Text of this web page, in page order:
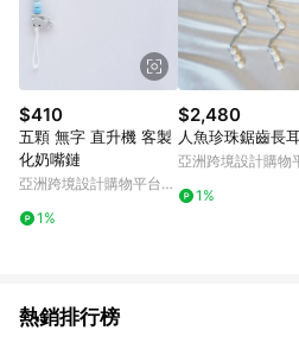
Pinkoi 購物商品資訊頁及購物車標示為
則請以點數紅包活動說明為準。 11. 若
頁面後才首次下載 Pinkoi APP 並完成
上，首次下載 Pinkoi APP 後，需透過
面，方享導購資格。
$410
五顆 無字 直升機 客製
化奶嘴鏈
亞洲跨境設計購物平台
1%
$2,480
人魚珍珠鋸齒長
亞洲跨境設計購物
1%
熱銷排行榜